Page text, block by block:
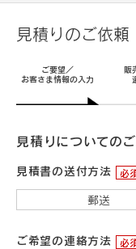
見積りのご依頼
ご要望／
お客さま情報の入力
販
見積りについての
見積書の送付方法 必
郵送
ご希望の連絡方法 必